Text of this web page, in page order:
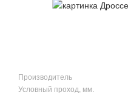
Производитель
Условный проход, мм.